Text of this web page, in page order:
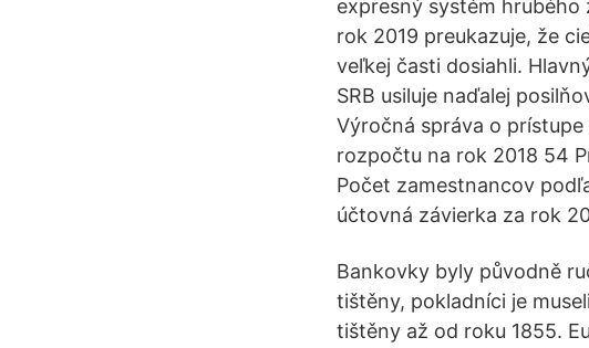
expresný systém hrubého
rok 2019 preukazuje, že
veľkej časti dosiahli.
SRB usiluje naďalej
Výročná správa o
rozpočtu na rok 2018 54
Počet zamestnancov
účtovná závierka za rok
Bankovky byly původně
tištěny, pokladníci je
tištěny až od roku 1855.